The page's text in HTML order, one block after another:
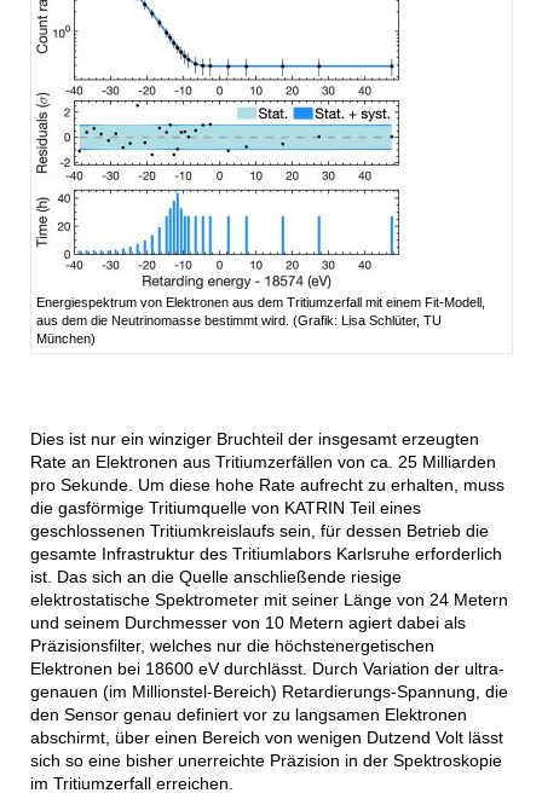
Energiespektrum von Elektronen aus dem Tritiumzerfall mit einem Fit-Modell,
aus dem die Neutrinomasse bestimmt wird. (Grafik: Lisa Schlüter, TU
München)
Dies ist nur ein winziger Bruchteil der insgesamt erzeugten
Rate an Elektronen aus Tritiumzerfällen von ca. 25 Milliarden
pro Sekunde. Um diese hohe Rate aufrecht zu erhalten, muss
die gasförmige Tritiumquelle von KATRIN Teil eines
geschlossenen Tritiumkreislaufs sein, für dessen Betrieb die
gesamte Infrastruktur des Tritiumlabors Karlsruhe erforderlich
ist. Das sich an die Quelle anschließende riesige
elektrostatische Spektrometer mit seiner Länge von 24 Metern
und seinem Durchmesser von 10 Metern agiert dabei als
Präzisionsfilter, welches nur die höchstenergetischen
Elektronen bei 18600 eV durchlässt. Durch Variation der ultra-
genauen (im Millionstel-Bereich) Retardierungs-Spannung, die
den Sensor genau definiert vor zu langsamen Elektronen
abschirmt, über einen Bereich von wenigen Dutzend Volt lässt
sich so eine bisher unerreichte Präzision in der Spektroskopie
im Tritiumzerfall erreichen.